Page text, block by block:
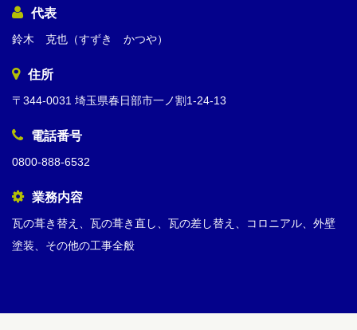
代表
鈴木 克也（すずき かつや）
住所
〒344-0031 埼玉県春日部市一ノ割1-24-13
電話番号
0800-888-6532
業務内容
瓦の葺き替え、瓦の葺き直し、瓦の差し替え、コロニアル、外壁
塗装、その他の工事全般